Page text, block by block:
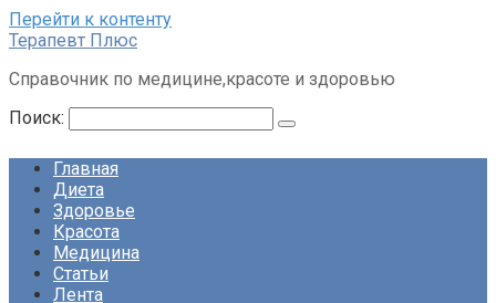
Перейти к контенту
Терапевт Плюс
Справочник по медицине,красоте и здоровью
Поиск:
Главная
Диета
Здоровье
Красота
Медицина
Статьи
Лента